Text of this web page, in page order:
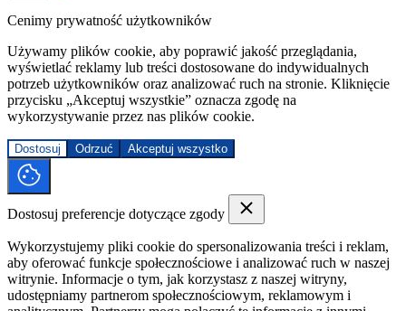
Cenimy prywatność użytkowników
Używamy plików cookie, aby poprawić jakość przeglądania,
wyświetlać reklamy lub treści dostosowane do indywidualnych
potrzeb użytkowników oraz analizować ruch na stronie. Kliknięcie
przycisku „Akceptuj wszystkie” oznacza zgodę na
wykorzystywanie przez nas plików cookie.
Dostosuj Odrzuć Akceptuj wszystko
Dostosuj preferencje dotyczące zgody
Wykorzystujemy pliki cookie do spersonalizowania treści i reklam,
aby oferować funkcje społecznościowe i analizować ruch w naszej
witrynie. Informacje o tym, jak korzystasz z naszej witryny,
udostępniamy partnerom społecznościowym, reklamowym i